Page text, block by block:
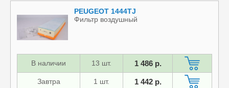
PEUGEOT 1444TJ
Фильтр воздушный
В наличии 13 шт. 1 486 р.
Завтра 1 шт. 1 442 р.